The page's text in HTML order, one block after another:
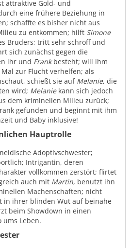
attraktive Gold- und
eine frühere Beziehung in
schaffte es bisher nicht aus
zu entkommen; hilft Simone
Bruders; tritt sehr schroff und
sich zunächst gegen die
ihr und Frankbesteht; will ihm
zur Flucht verhelfen; als
schießt sie auf Melanie, die
wird; Melaniekann sich jedoch
dem kriminellen Milieu zurück;
gefunden und beginnt mit ihm
und Baby inklusive!
Hauptrolle
Adoptivschwester;
Intrigantin, deren
vollkommen zerstört; flirtet
auch mit Martin, benutzt ihn
Machenschaften; nicht
in ihrer blinden Wut auf beinahe
beim Showdown in einen
ums Leben.